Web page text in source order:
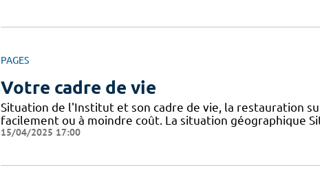
PAGES
Votre cadre de vie
Situation de l'Institut et son cadre de vie, la restauration
facilement ou à moindre coût. La situation géographique
15/04/2025 17:00